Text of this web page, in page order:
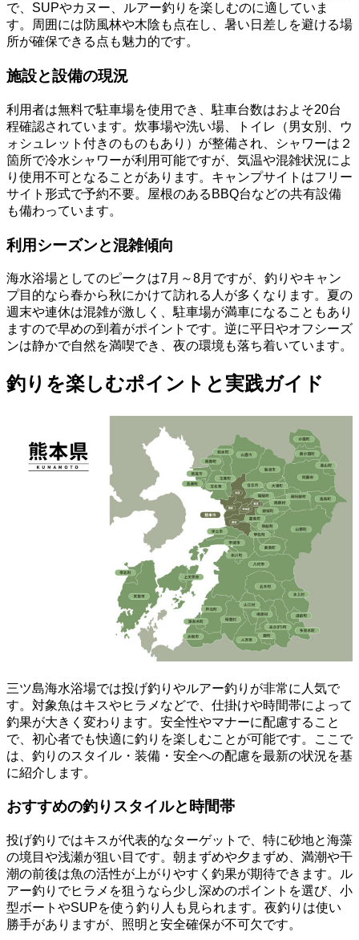
で、SUPやカヌー、ルアー釣りを楽しむのに適していま
す。周囲には防風林や木陰も点在し、暑い日差しを避ける場
所が確保できる点も魅力的です。
施設と設備の現況
利用者は無料で駐車場を使用でき、駐車台数はおよそ20台
程確認されています。炊事場や洗い場、トイレ（男女別、ウ
ォシュレット付きのものもあり）が整備され、シャワーは２
箇所で冷水シャワーが利用可能ですが、気温や混雑状況によ
り使用不可となることがあります。キャンプサイトはフリー
サイト形式で予約不要。屋根のあるBBQ台などの共有設備
も備わっています。
利用シーズンと混雑傾向
海水浴場としてのピークは7月～8月ですが、釣りやキャン
プ目的なら春から秋にかけて訪れる人が多くなります。夏の
週末や連休は混雑が激しく、駐車場が満車になることもあり
ますので早めの到着がポイントです。逆に平日やオフシーズ
ンは静かで自然を満喫でき、夜の環境も落ち着いています。
釣りを楽しむポイントと実践ガイド
三ツ島海水浴場では投げ釣りやルアー釣りが非常に人気で
す。対象魚はキスやヒラメなどで、仕掛けや時間帯によって
釣果が大きく変わります。安全性やマナーに配慮すること
で、初心者でも快適に釣りを楽しむことが可能です。ここで
は、釣りのスタイル・装備・安全への配慮を最新の状況を基
に紹介します。
おすすめの釣りスタイルと時間帯
投げ釣りではキスが代表的なターゲットで、特に砂地と海藻
の境目や浅瀬が狙い目です。朝まずめや夕まずめ、満潮や干
潮の前後は魚の活性が上がりやすく釣果が期待できます。ル
アー釣りでヒラメを狙うなら少し深めのポイントを選び、小
型ボートやSUPを使う釣り人も見られます。夜釣りは使い
勝手がありますが、照明と安全確保が不可欠です。